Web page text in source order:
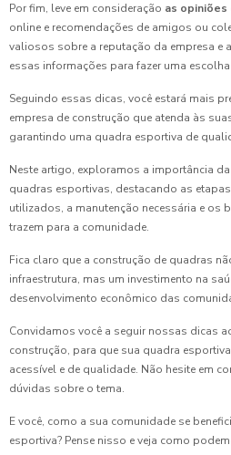
Por fim, leve em consideração as
online e recomendações de amigos ou
valiosos sobre a reputação da empresa e
essas informações para fazer uma
Seguindo essas dicas, você estará mais
empresa de construção que atenda às
garantindo uma quadra esportiva de
Neste artigo, exploramos a importância
quadras esportivas, destacando as
utilizados, a manutenção necessária e os
trazem para a comunidade.
Fica claro que a construção de quadras
infraestrutura, mas um investimento na
desenvolvimento econômico das
Convidamos você a seguir nossas dicas
construção, para que sua quadra
acessível e de qualidade. Não hesite em
dúvidas sobre o tema.
E você, como a sua comunidade se
esportiva? Pense nisso e veja como